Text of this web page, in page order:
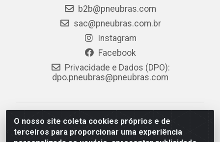
O nosso site coleta cookies próprios e de
terceiros para proporcionar uma experiência
b2b@pneubras.com
sac@pneubras.com.br
Instagram
Facebook
Privacidade e Dados (DPO):
dpo.pneubras@pneubras.com
PneuBras - Rodovia BR-101, KM 82 - Prazeres,
Jaboatão dos Guararapes/PE - CEP 54.335-000 - CNPJ
08.678.386/0001-05 - Pneubras Comércio de Pneus